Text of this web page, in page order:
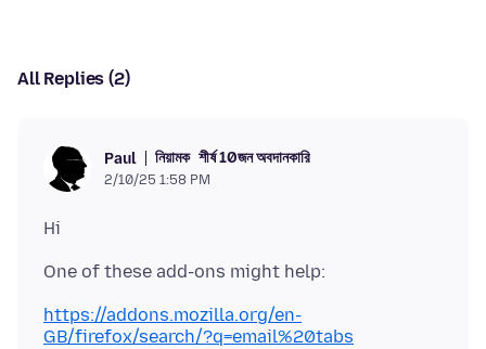
All Replies (2)
Paul নিয়ামক শীর্ষ 10জন অবদানকারি
2/10/25 1:58 PM
https://addons.mozilla.org/en-
GB/firefox/search/?q=email%20tabs